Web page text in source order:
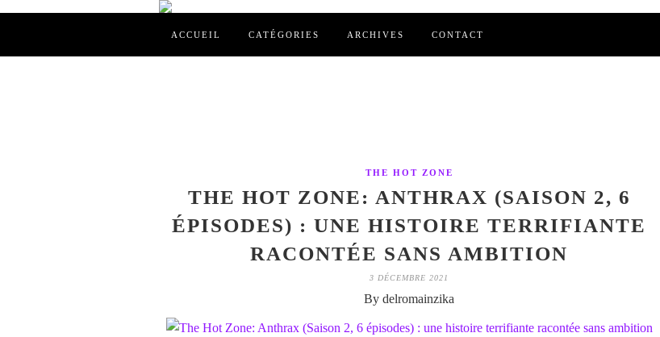
ACCUEIL CATÉGORIES ARCHIVES CONTACT
THE HOT ZONE
THE HOT ZONE: ANTHRAX (SAISON 2, 6
ÉPISODES) : UNE HISTOIRE TERRIFIANTE
RACONTÉE SANS AMBITION
3 DÉCEMBRE 2021
By delromainzika